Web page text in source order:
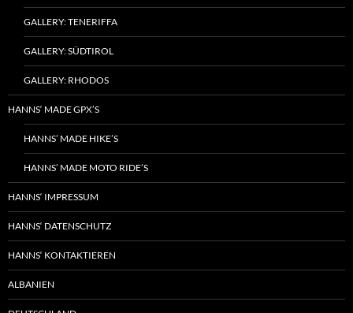
GALLERY: TENERIFFA
GALLERY: SÜDTIROL
GALLERY: RHODOS
HANNS‘ MADE GPX’S
HANNS’ MADE HIKE’S
HANNS’ MADE MOTO RIDE’S
HANNS‘ IMPRESSUM
HANNS‘ DATENSCHUTZ
HANNS‘ KONTAKTIEREN
ALBANIEN